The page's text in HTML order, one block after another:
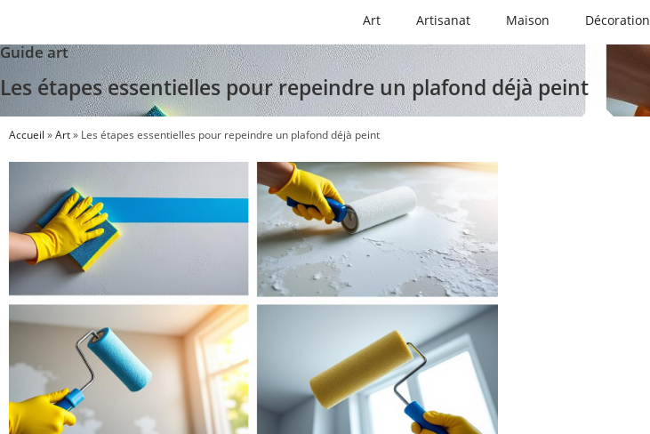
Art Artisanat Maison Décoration
Guide art
Les étapes essentielles pour repeindre un plafond déjà peint
Accueil »Art» Les étapes essentielles pour repeindre un plafond déjà peint